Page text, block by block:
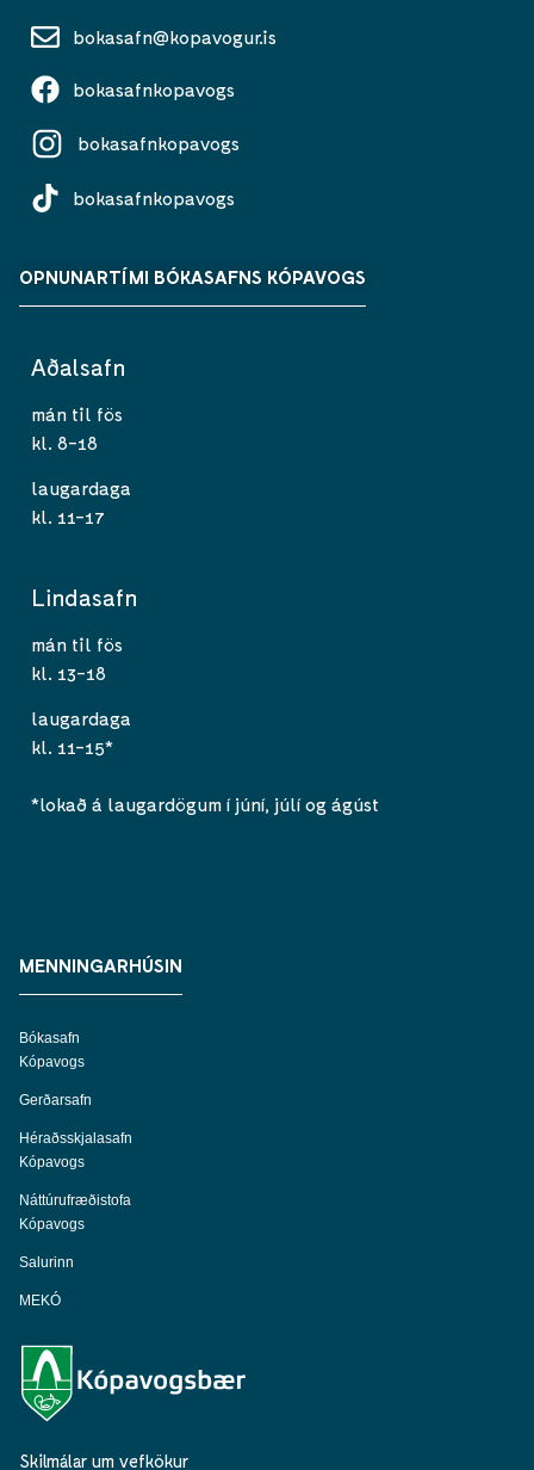
bokasafn@kopavogur.is
bokasafnkopavogs
bokasafnkopavogs
bokasafnkopavogs
OPNUNARTÍMI BÓKASAFNS KÓPAVOGS
Aðalsafn
mán til fös
kl. 8-18
laugardaga
kl. 11-17
Lindasafn
mán til fös
kl. 13-18
laugardaga
kl. 11-15*
*lokað á laugardögum í júní, júlí og ágúst
MENNINGARHÚSIN
Bókasafn
Kópavogs
Gerðarsafn
Héraðsskjalasafn
Kópavogs
Náttúrufræðistofa
Kópavogs
Salurinn
MEKÓ
Skilmálar um vefkökur